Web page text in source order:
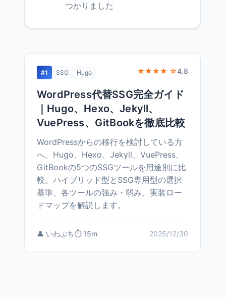
つかりました
#1 SSG Hugo ★★★★ ☆4.8
WordPress代替SSG完全ガイド
｜Hugo、Hexo、Jekyll、
VuePress、GitBookを徹底比較
WordPressからの移行を検討している方
へ。Hugo、Hexo、Jekyll、VuePress、
GitBookの5つのSSGツールを用途別に比
較。ハイブリッド型とSSG専用型の選択
基準、各ツールの強み・弱み、実装ロー
ドマップを解説します。
👤 いわぶち⏱️ 15m 2025/12/30